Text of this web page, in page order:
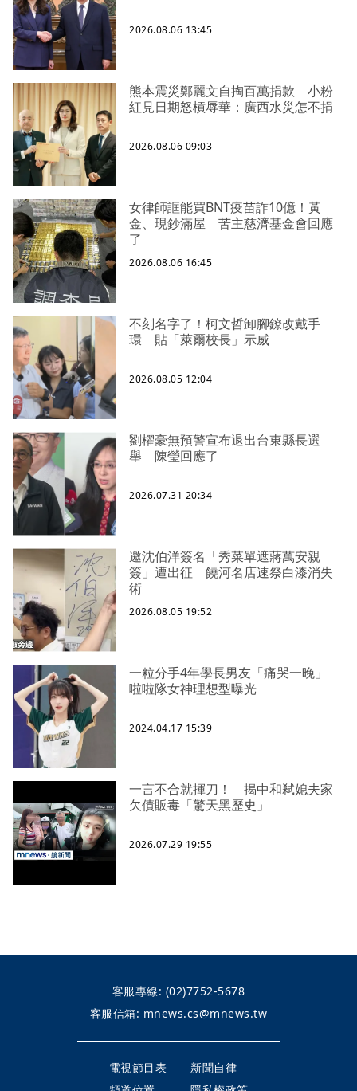
2026.08.06 13:45
熊本震災鄭麗文自掏百萬捐款 小粉
紅見日期怒槓辱華：廣西水災怎不捐
2026.08.06 09:03
女律師誆能買BNT疫苗詐10億！黃
金、現鈔滿屋 苦主慈濟基金會回應
了
2026.08.06 16:45
不刻名字了！柯文哲卸腳鐐改戴手
環 貼「萊爾校長」示威
2026.08.05 12:04
劉櫂豪無預警宣布退出台東縣長選
舉 陳瑩回應了
2026.07.31 20:34
邀沈伯洋簽名「秀菜單遮蔣萬安親
簽」遭出征 饒河名店速祭白漆消失
術
2026.08.05 19:52
一粒分手4年學長男友「痛哭一晚」
啦啦隊女神理想型曝光
2024.04.17 15:39
一言不合就揮刀！ 揭中和弒媳夫家
欠債販毒「驚天黑歷史」
2026.07.29 19:55
客服專線: (02)7752-5678
客服信箱: mnews.cs@mnews.tw
電視節目表
新聞自律